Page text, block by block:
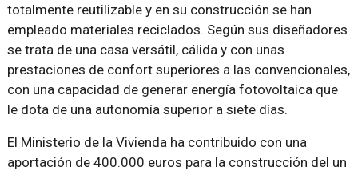
totalmente reutilizable y en su construcción se han
empleado materiales reciclados. Según sus diseñadores
se trata de una casa versátil, cálida y con unas
prestaciones de confort superiores a las convencionales,
con una capacidad de generar energía fotovoltaica que
le dota de una autonomía superior a siete días.
El Ministerio de la Vivienda ha contribuido con una
aportación de 400.000 euros para la construcción del un